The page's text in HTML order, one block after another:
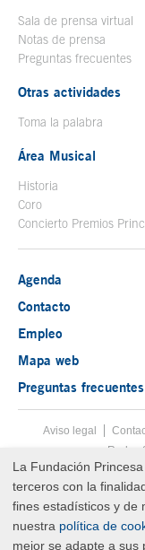
Sala de prensa virtual
Notas de prensa
Preguntas frecuentes
Otras actividades
Toma la palabra
Área Musical
Historia
Coro
Concierto Premios
Agenda
Contacto
Empleo
Mapa web
Preguntas frecuentes
Aviso legal Tecla de
Redes
© Copyright Sat Aug
La Fundación
terceros con la
fines estadísticos y de
nuestra política de
mejor se adapte a sus